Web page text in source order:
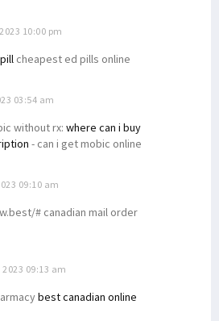
10:00 pm
cheapest ed pills online
03:54 am
without rx: where can i buy
- can i get mobic online
09:10 am
# canadian mail order
2023 09:13 am
best canadian online